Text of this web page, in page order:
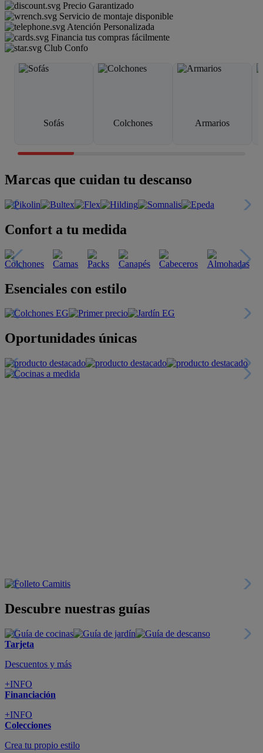
Precio Garantizado
Servicio de montaje disponible
Atención Personalizada
Financia tus compras fácilmente
Club Confo
Sofás Colchones Armarios
Marcas que cuidan tu descanso
Confort a tu medida
Esenciales con estilo
Oportunidades únicas
Descubre nuestras guías
Tarjeta
Descuentos y más
+INFO
Financiación
+INFO
Colecciones
Crea tu propio estilo